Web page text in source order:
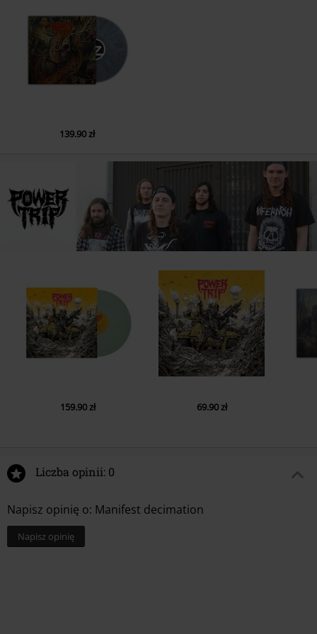
139.90 zł
159.90 zł 69.90 zł
Liczba opinii: 0
Napisz opinię o: Manifest decimation
Napisz opinię